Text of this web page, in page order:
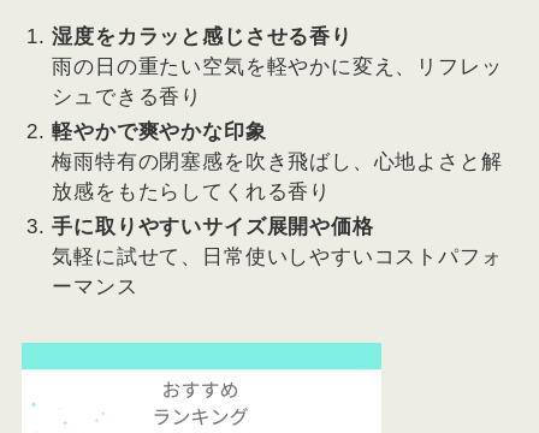
湿度をカラッと感じさせる香り
雨の日の重たい空気を軽やかに変え、リフレッ
シュできる香り
軽やかで爽やかな印象
梅雨特有の閉塞感を吹き飛ばし、心地よさと解
放感をもたらしてくれる香り
手に取りやすいサイズ展開や価格
気軽に試せて、日常使いしやすいコストパフォ
ーマンス